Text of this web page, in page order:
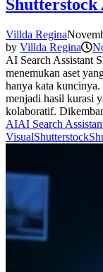
Shutterstock
Villda Regina
by Villda Regina
AI Search Assistant
menemukan aset
hanya kata
menjadi hasil kurasi
kolaboratif.
AIAI Search
VisualShutterstock